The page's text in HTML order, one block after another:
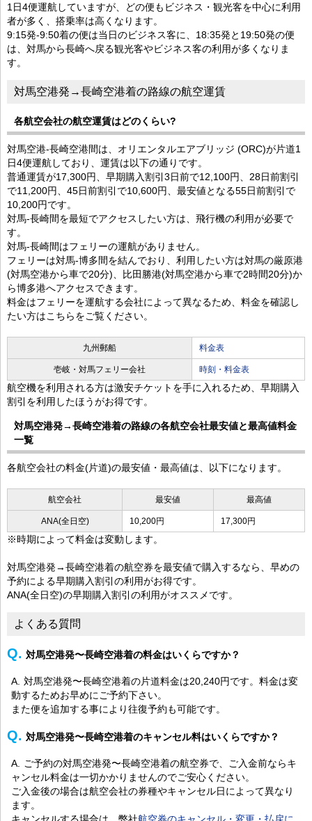
1日4便運航していますが、どの便もビジネス・観光客を中心に利用
者が多く、搭乗率は高くなります。
9:15発-9:50着の便は当日のビジネス客に、18:35発と19:50発の便
は、対馬から長崎へ戻る観光客やビジネス客の利用が多くなりま
す。
対馬空港発→長崎空港着の路線の航空運賃
各航空会社の航空運賃はどのくらい?
対馬空港-長崎空港間は、オリエンタルエアブリッジ (ORC)が片道1
日4便運航しており、運賃は以下の通りです。
普通運賃が17,300円、早期購入割引3日前で12,100円、28日前割引
で11,200円、45日前割引で10,600円、最安値となる55日前割引で
10,200円です。
対馬-長崎間を最短でアクセスしたい方は、飛行機の利用が必要で
す。
対馬-長崎間はフェリーの運航がありません。
フェリーは対馬-博多間を結んでおり、利用したい方は対馬の厳原港
(対馬空港から車で20分)、比田勝港(対馬空港から車で2時間20分)か
ら博多港へアクセスできます。
料金はフェリーを運航する会社によって異なるため、料金を確認し
たい方はこちらをご覧ください。
九州郵船 料金表
壱岐・対馬フェリー会社 時刻・料金表
航空機を利用される方は激安チケットを手に入れるため、早期購入
割引を利用したほうがお得です。
対馬空港発→長崎空港着の路線の各航空会社最安値と最高値料金
一覧
各航空会社の料金(片道)の最安値・最高値は、以下になります。
航空会社 最安値 最高値
ANA(全日空) 10,200円 17,300円
※時期によって料金は変動します。
対馬空港発→長崎空港着の航空券を最安値で購入するなら、早めの
予約による早期購入割引の利用がお得です。
ANA(全日空)の早期購入割引の利用がオススメです。
よくある質問
対馬空港発〜長崎空港着の料金はいくらですか？
対馬空港発〜長崎空港着の片道料金は20,240円です。料金は変
動するためお早めにご予約下さい。
また便を追加する事により往復予約も可能です。
対馬空港発〜長崎空港着のキャンセル料はいくらですか？
ご予約の対馬空港発〜長崎空港着の航空券で、ご入金前ならキ
ャンセル料金は一切かかりませんのでご安心ください。
ご入金後の場合は航空会社の券種やキャンセル日によって異なり
ます。
キャンセルする場合は、弊社航空券のキャンセル・変更・払戻に